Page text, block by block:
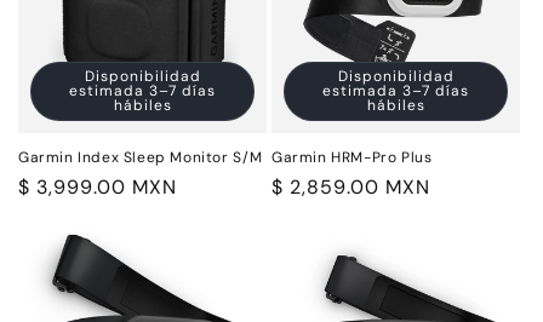
Disponibilidad
estimada 3–7 días
hábiles
Garmin Index Sleep Monitor S/M
Precio
$ 3,999.00 MXN
Disponibilidad
estimada 3–7 días
hábiles
Garmin HRM-Pro Plus
Precio
$ 2,859.00 MXN